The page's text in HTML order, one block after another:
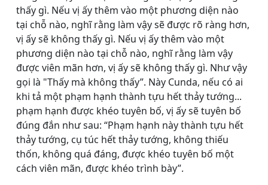
thấy gì. Nếu vị ấy thêm vào một phương diện nào
tại chỗ nào, nghĩ rằng làm vậy sẽ được rõ ràng hơn,
vị ấy sẽ không thấy gì. Nếu vị ấy thêm vào một
phương diện nào tại chỗ nào, nghĩ rằng làm vậy
được viên mãn hơn, vị ấy sẽ không thấy gì. Như vậy
gọi là "Thấy mà không thấy”. Này Cunda, nếu có ai
khi tả một phạm hạnh thành tựu hết thảy tướng...
phạm hạnh được khéo tuyên bố, vị ấy sẽ tuyên bố
đúng đắn như sau: “Phạm hạnh này thành tựu hết
thảy tướng, cụ túc hết thảy tướng, không thiếu
thốn, không quá đáng, được khéo tuyên bố một
cách viên mãn, được khéo trình bày”.